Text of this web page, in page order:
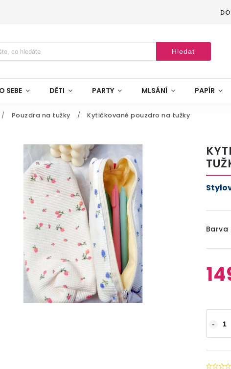
Hledat
SEBE DĚTI PARTY MLSÁNÍ PAPÍR
/ Pouzdra na tužky / Kytičkované pouzdro na tužky
Barva